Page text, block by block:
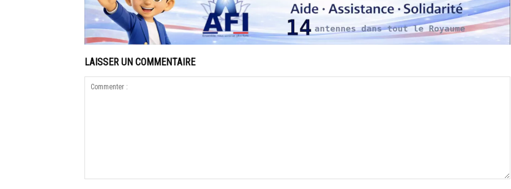
LAISSER UN COMMENTAIRE